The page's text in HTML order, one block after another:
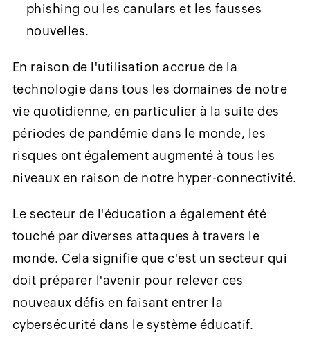
phishing ou les canulars et les fausses
nouvelles.
En raison de l'utilisation accrue de la
technologie dans tous les domaines de notre
vie quotidienne, en particulier à la suite des
périodes de pandémie dans le monde, les
risques ont également augmenté à tous les
niveaux en raison de notre hyper-connectivité.
Le secteur de l'éducation a également été
touché par diverses attaques à travers le
monde. Cela signifie que c'est un secteur qui
doit préparer l'avenir pour relever ces
nouveaux défis en faisant entrer la
cybersécurité dans le système éducatif.